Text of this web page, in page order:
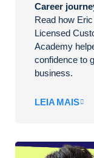
Career
Read how
Licensed
Academy
confidence to
business.
LEIA MAIS